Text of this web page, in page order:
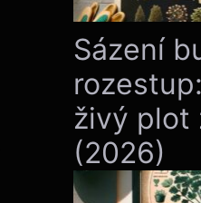
Sázení
živý plot
(2026)